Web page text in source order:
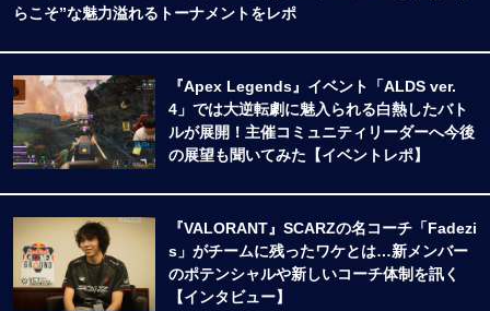
らこそ”な魅力溢れるトーナメントをレポ
『Apex Legends』イベント「ALDS ver.
4」では大逆転劇に魅入られる白熱したバト
ルが展開！主催コミュニティリーダーへ今後
の展望も聞いてみた【イベントレポ】
『VALORANT』SCARZの名コーチ「Fadezi
s」がチームに残ったワケとは…新メンバー
のポテンシャルや新しいコーチ体制を訊く
【インタビュー】